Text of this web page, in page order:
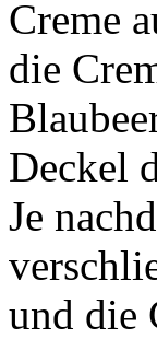
Creme
die
Deckel
Je
und die